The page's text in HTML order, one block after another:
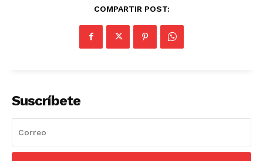
COMPARTIR POST:
Suscríbete